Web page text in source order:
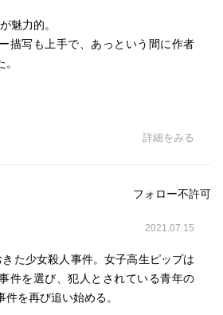
魅力的。
描写も上手で、あっという間に作者
詳細をみる
フォロー不許可
2021.07.15
た少女殺人事件。女子高生ピップは
件を選び、犯人とされている青年の
を再び追い始める。